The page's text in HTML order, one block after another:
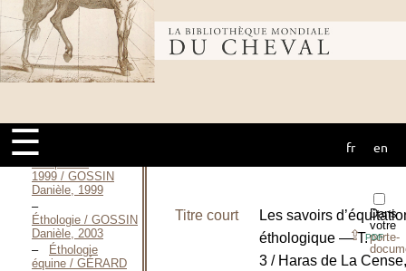
Bibliothèque
mondiale du
cheval
☰ fr en
Pferdedressur
im Ritt und
Zug / GORDON
Eduard, 1845
Parler au
cheval et être
cheval et être
1999 / GOSSIN
Danièle, 1999
Éthologie / GOSSIN
Danièle, 2003
Éthologie
équine / GÉRARD
Dans
votre
porte-
⇪PDF
Titre court
Les savoirs
éthologique — T.
3 / Haras de La Cense,